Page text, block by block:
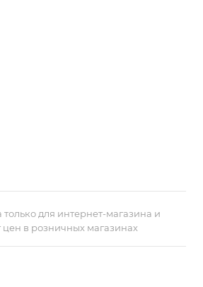
для интернет-магазина и
цен в розничных магазинах